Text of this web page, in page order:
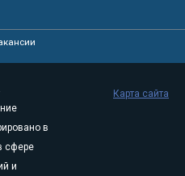
в
сфере
и
Карта сайта